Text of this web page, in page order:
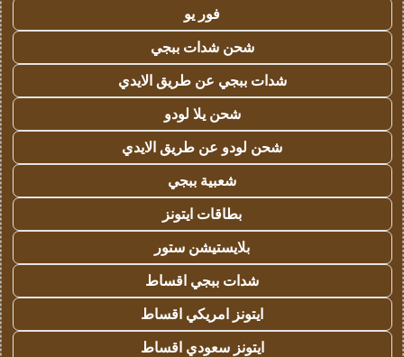
فور يو
شحن شدات ببجي
شدات ببجي عن طريق الايدي
شحن يلا لودو
شحن لودو عن طريق الايدي
شعبية ببجي
بطاقات ايتونز
بلايستيشن ستور
شدات ببجي اقساط
ايتونز امريكي اقساط
ايتونز سعودي اقساط